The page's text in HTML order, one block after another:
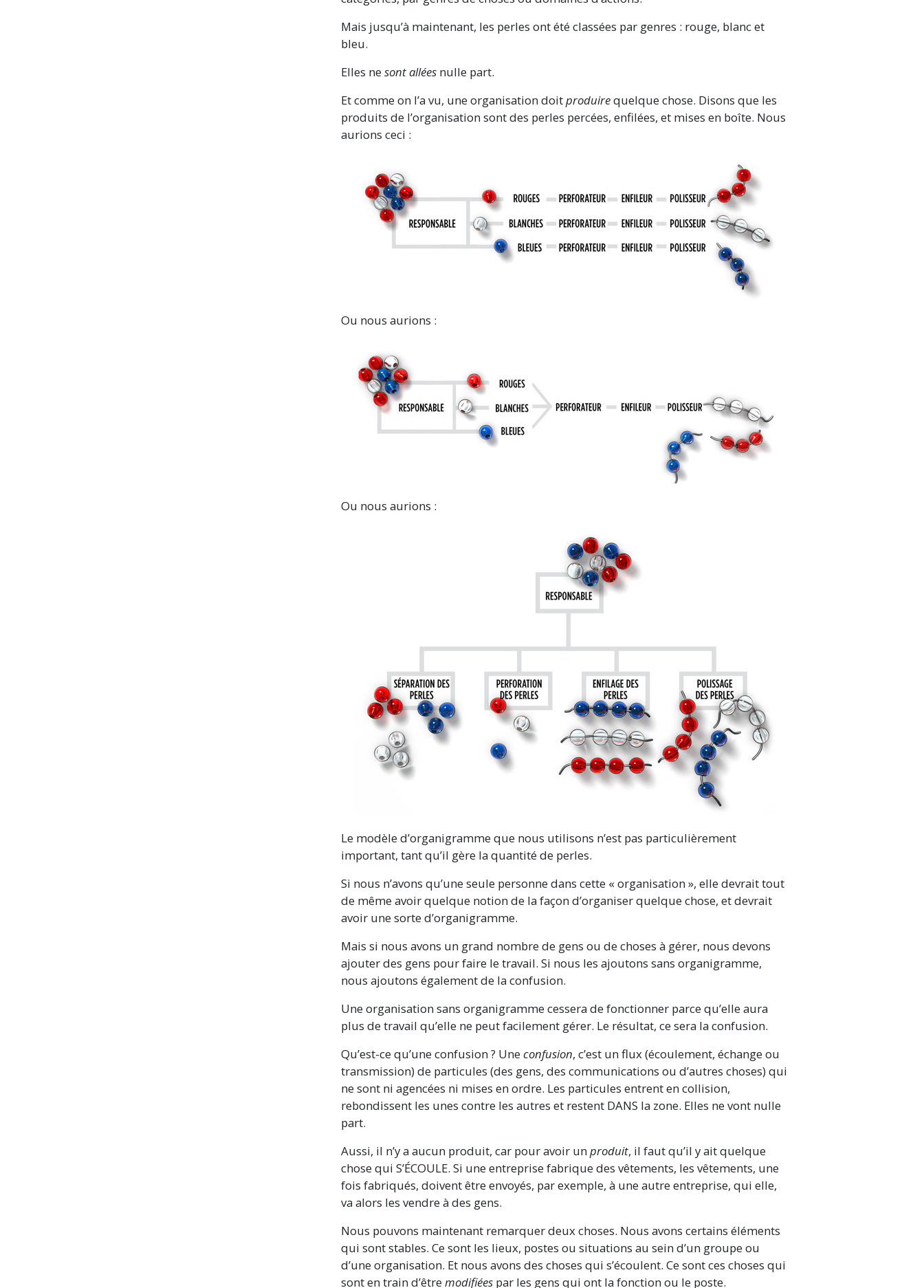
Mais jusqu’à maintenant, les perles ont été classées par genres : rouge, blanc et
bleu.
Elles nesont allées nulle part.
Et comme on l’a vu, une organisation doitproduirequelque chose. Disons que les
produits de l’organisation sont des perles percées, enfilées, et mises en boîte. Nous
aurions ceci :
Ou nous aurions :
Ou nous aurions :
Le modèle d’organigramme que nous utilisons n’est pas particulièrement
important, tant qu’il gère la quantité de perles.
Si nous n’avons qu’une seule personne dans cette « organisation », elle devrait tout
de même avoir quelque notion de la façon d’organiser quelque chose, et devrait
avoir une sorte d’organigramme.
Mais si nous avons un grand nombre de gens ou de choses à gérer, nous devons
ajouter des gens pour faire le travail. Si nous les ajoutons sans organigramme,
nous ajoutons également de la confusion.
Une organisation sans organigramme cessera de fonctionner parce qu’elle aura
plus de travail qu’elle ne peut facilement gérer. Le résultat, ce sera la confusion.
Qu’est-ce qu’une confusion ? Uneconfusion, c’est un flux (écoulement, échange ou
transmission) de particules (des gens, des communications ou d’autres choses) qui
ne sont ni agencées ni mises en ordre. Les particules entrent en collision,
rebondissent les unes contre les autres et restent DANS la zone. Elles ne vont nulle
part.
Aussi, il n’y a aucun produit, car pour avoir unproduit, il faut qu’il y ait quelque
chose qui S’ÉCOULE. Si une entreprise fabrique des vêtements, les vêtements, une
fois fabriqués, doivent être envoyés, par exemple, à une autre entreprise, qui elle,
va alors les vendre à des gens.
Nous pouvons maintenant remarquer deux choses. Nous avons certains éléments
qui sont stables. Ce sont les lieux, postes ou situations au sein d’un groupe ou
d’une organisation. Et nous avons des choses qui s’écoulent. Ce sont ces choses qui
sont en train d’êtremodifiées par les gens qui ont la fonction ou le poste.